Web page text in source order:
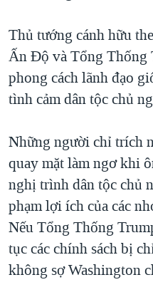
Thủ tướng cánh hữu
Ấn Độ và Tổng Thống
phong cách lãnh đạo
tình cảm dân tộc chủ
Những người chỉ trích
quay mặt làm ngơ khi
nghị trình dân tộc chủ
phạm lợi ích của các
Nếu Tổng Thống
tục các chính sách bị
không sợ Washington